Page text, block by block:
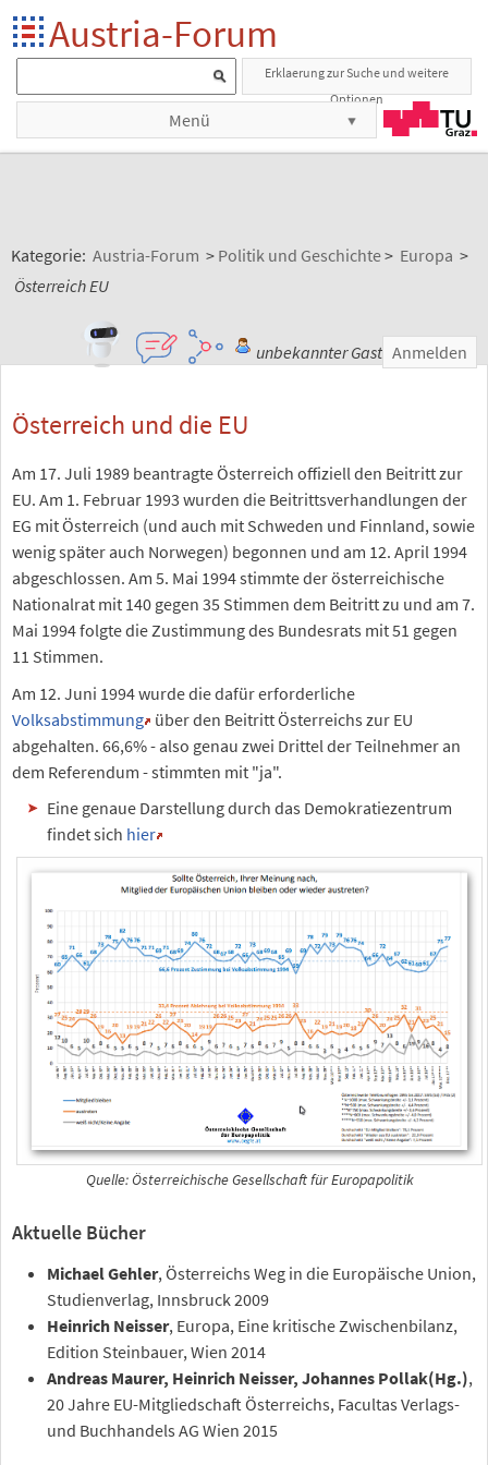
Austria-Forum
Erklaerung zur Suche und weitere
Optionen
Menü
Kategorie: Austria-Forum > Politik und Geschichte> Europa >
Österreich EU
unbekannter Gast Anmelden
Österreich und die EU
Am 17. Juli 1989 beantragte Österreich offiziell den Beitritt zur
EU. Am 1. Februar 1993 wurden die Beitrittsverhandlungen der
EG mit Österreich (und auch mit Schweden und Finnland, sowie
wenig später auch Norwegen) begonnen und am 12. April 1994
abgeschlossen. Am 5. Mai 1994 stimmte der österreichische
Nationalrat mit 140 gegen 35 Stimmen dem Beitritt zu und am 7.
Mai 1994 folgte die Zustimmung des Bundesrats mit 51 gegen
11 Stimmen.
Am 12. Juni 1994 wurde die dafür erforderliche
Volksabstimmung über den Beitritt Österreichs zur EU
abgehalten. 66,6% - also genau zwei Drittel der Teilnehmer an
dem Referendum - stimmten mit "ja".
Eine genaue Darstellung durch das Demokratiezentrum
findet sich hier
Quelle: Österreichische Gesellschaft für Europapolitik
Aktuelle Bücher
Michael Gehler, Österreichs Weg in die Europäische Union,
Studienverlag, Innsbruck 2009
Heinrich Neisser, Europa, Eine kritische Zwischenbilanz,
Edition Steinbauer, Wien 2014
Andreas Maurer, Heinrich Neisser, Johannes Pollak(Hg.),
20 Jahre EU-Mitgliedschaft Österreichs, Facultas Verlags-
und Buchhandels AG Wien 2015